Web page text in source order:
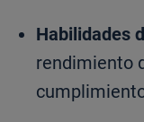
Habilidades
rendimiento